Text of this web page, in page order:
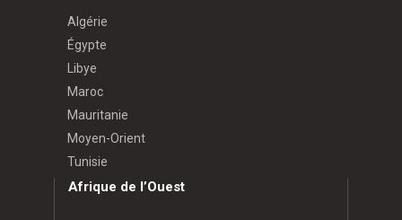
Algérie
Égypte
Libye
Maroc
Mauritanie
Moyen-Orient
Tunisie
Afrique de l’Ouest